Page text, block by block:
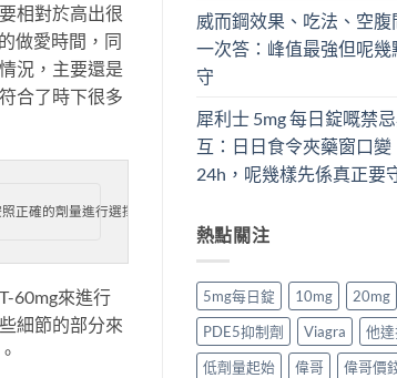
相對於高出很
做愛時間，同
況，主要還是
合了時下很多
確的劑量進行選擇，效果是顯而易見的。要知道男性問題
60mg來進行
細節的部分來
威而鋼效果、吃法、空腹
一次答：峰值最強但呢幾
守
犀利士 5mg 每日錠嘅禁
互：日日食令夾藥窗口變
24h，呢幾樣先係真正要
熱點關注
5mg每日錠 10mg
20mg
PDE5抑制劑
Viagra
他
低劑量起始
偉哥
偉哥價